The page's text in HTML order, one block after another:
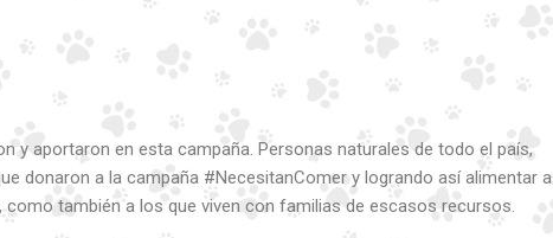
y aportaron en esta campaña. Personas naturales de todo el país,
donaron a la campaña #NecesitanComer y logrando así alimentar a
también a los que viven con familias de escasos recursos.